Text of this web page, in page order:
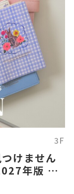
3F
けません
年版 手